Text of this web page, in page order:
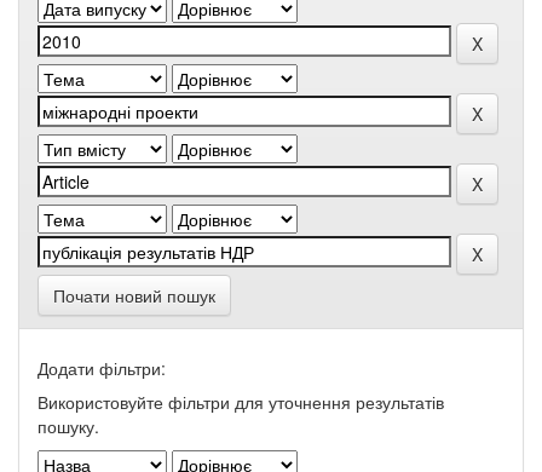
Почати новий пошук
Додати фільтри:
Використовуйте фільтри для уточнення результатів
пошуку.